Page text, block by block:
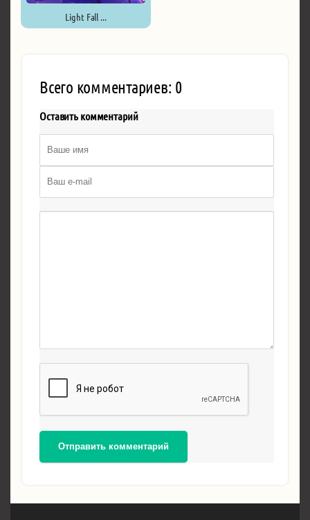
Light Fall ...
Всего комментариев: 0
Оставить комментарий
Отправить комментарий